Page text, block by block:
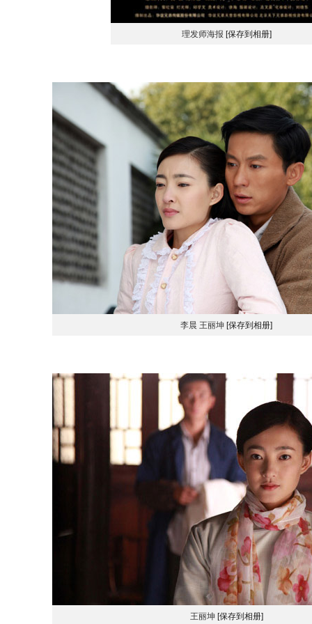
理发师海报 [保存到相册]
李晨 王丽坤 [保存到相册]
王丽坤 [保存到相册]